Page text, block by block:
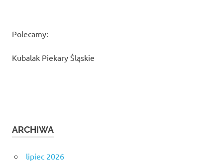
Polecamy:
Kubalak Piekary Śląskie
ARCHIWA
lipiec 2026